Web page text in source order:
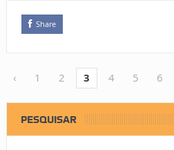
Share
‹ 1 2 3 4 5 6
PESQUISAR